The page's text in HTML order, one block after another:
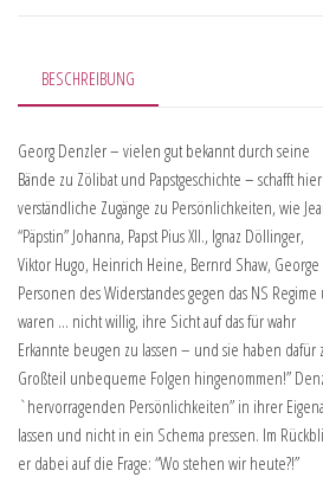
BESCHREIBUNG
Georg Denzler – vielen gut bekannt durch seine
Bände zu Zölibat und Papstgeschichte – schafft
verständliche Zugänge zu Persönlichkeiten, wie
“Päpstin” Johanna, Papst Pius XII., Ignaz Döllinger,
Viktor Hugo, Heinrich Heine, Bernrd Shaw, George
Personen des Widerstandes gegen das NS Regime
waren … nicht willig, ihre Sicht auf das für wahr
Erkannte beugen zu lassen – und sie haben dafür
Großteil unbequeme Folgen hingenommen!”
`hervorragenden Persönlichkeiten” in ihrer
lassen und nicht in ein Schema pressen. Im
er dabei auf die Frage: “Wo stehen wir heute?!”